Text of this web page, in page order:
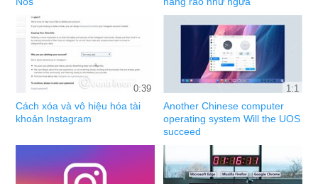
0:39
Cách xóa và vô hiệu hóa tài
khoản Instagram
1:1
Another Chinese computer
operating system Will the UOS
succeed